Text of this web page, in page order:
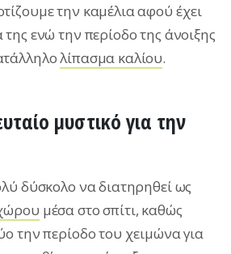
την καμέλια αφού έχει
ενώ την περίοδο της άνοιξης
λίπασμα καλίου.
μυστικό για την
δύσκολο να διατηρηθεί ως
μέσα στο σπίτι, καθώς
την περίοδο του χειμώνα για